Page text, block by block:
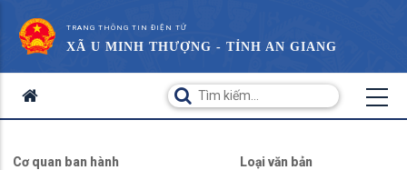
TRANG THÔNG TIN ĐIỆN TỬ
XÃ U MINH THƯỢNG - TỈNH AN GIANG
Cơ quan ban hành Loại văn bản